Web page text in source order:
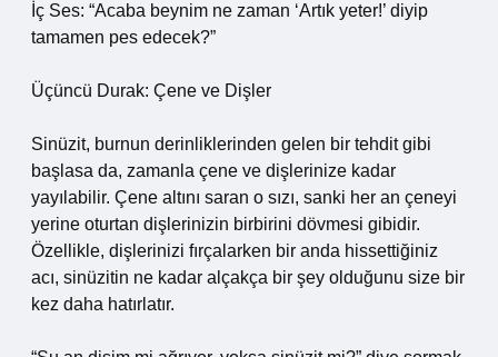
İç Ses: “Acaba beynim ne zaman ‘Artık yeter!’ diyip
tamamen pes edecek?”
Üçüncü Durak: Çene ve Dişler
Sinüzit, burnun derinliklerinden gelen bir tehdit gibi
başlasa da, zamanla çene ve dişlerinize kadar
yayılabilir. Çene altını saran o sızı, sanki her an çeneyi
yerine oturtan dişlerinizin birbirini dövmesi gibidir.
Özellikle, dişlerinizi fırçalarken bir anda hissettiğiniz
acı, sinüzitin ne kadar alçakça bir şey olduğunu size bir
kez daha hatırlatır.